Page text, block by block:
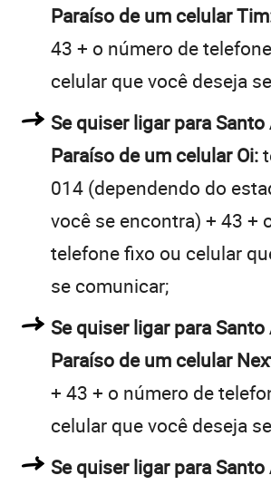
Paraíso de um celular
43 + o número de
celular que você deseja
Se quiser ligar para
Paraíso de um celular Oi:
014 (dependendo do
você se encontra) + 43 +
telefone fixo ou celular
se comunicar;
Se quiser ligar para
Paraíso de um celular
+ 43 + o número de
celular que você deseja
Se quiser ligar para